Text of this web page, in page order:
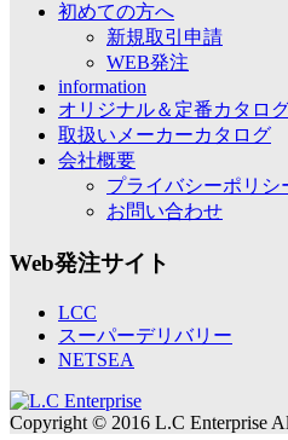
初めての方へ
新規取引申請
WEB発注
information
オリジナル＆定番カタロ
取扱いメーカーカタログ
会社概要
プライバシーポリシ
お問い合わせ
Web発注サイト
LCC
スーパーデリバリー
NETSEA
Copyright © 2016 L.C Enterprise